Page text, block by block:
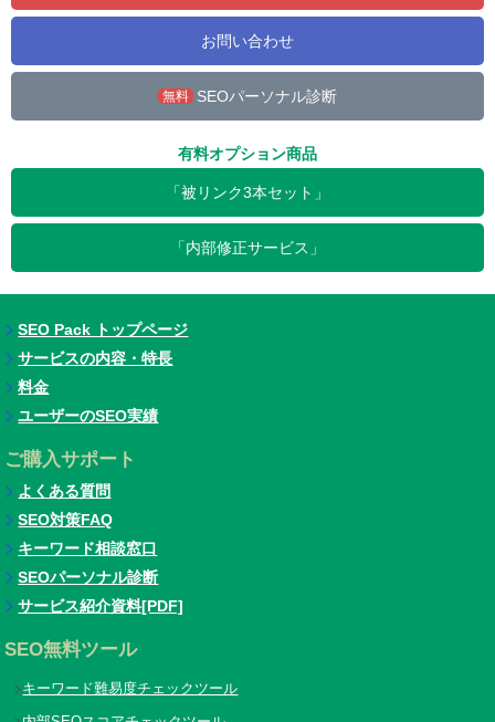
お問い合わせ
無料 SEOパーソナル診断
有料オプション商品
「被リンク3本セット」
「内部修正サービス」
SEO Pack トップページ
サービスの内容・特長
料金
ユーザーのSEO実績
ご購入サポート
よくある質問
SEO対策FAQ
キーワード相談窓口
SEOパーソナル診断
サービス紹介資料[PDF]
SEO無料ツール
キーワード難易度チェックツール